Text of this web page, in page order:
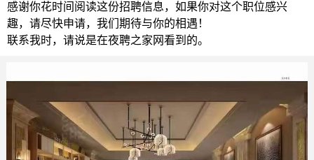
感谢你花时间阅读这份招聘信息，如果你对这个职位感兴
趣，请尽快申请，我们期待与你的相遇！
联系我时，请说是在夜聘之家网看到的。